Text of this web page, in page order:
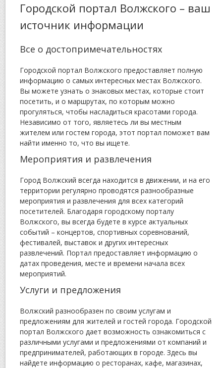
Городской портал Волжского – ваш
источник информации
Все о достопримечательностях
Городской портал Волжского предоставляет полную
информацию о самых интересных местах Волжского.
Вы можете узнать о знаковых местах, которые стоит
посетить, и о маршрутах, по которым можно
прогуляться, чтобы насладиться красотами города.
Независимо от того, являетесь ли вы местным
жителем или гостем города, этот портал поможет вам
найти именно то, что вы ищете.
Мероприятия и развлечения
Город Волжский всегда находится в движении, и на его
территории регулярно проводятся разнообразные
мероприятия и развлечения для всех категорий
посетителей. Благодаря городскому порталу
Волжского, вы всегда будете в курсе актуальных
событий – концертов, спортивных соревнований,
фестивалей, выставок и других интересных
развлечений. Портал предоставляет информацию о
датах проведения, месте и времени начала всех
мероприятий.
Услуги и предложения
Волжский разнообразен по своим услугам и
предложениям для жителей и гостей города. Городской
портал Волжского дает возможность ознакомиться с
различными услугами и предложениями от компаний и
предпринимателей, работающих в городе. Здесь вы
найдете информацию о ресторанах, кафе, магазинах,